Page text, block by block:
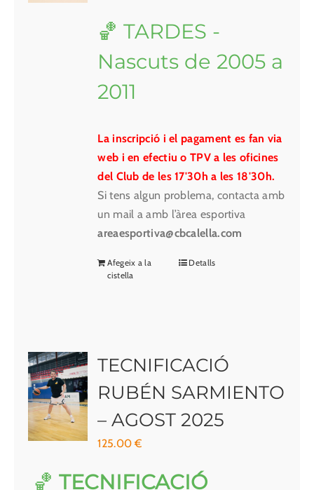
🏀 TARDES -
Nascuts de 2005 a
2011
La inscripció i el pagament es fan via
web i en efectiu o TPV a les oficines
del Club de les 17'30h a les 18'30h.
Si tens algun problema, contacta amb
un mail a amb l’àrea esportiva
areaesportiva@cbcalella.com
Afegeix a la
cistella
Detalls
TECNIFICACIÓ
RUBÉN SARMIENTO
– AGOST 2025
125.00€
🏀TECNIFICACIÓ